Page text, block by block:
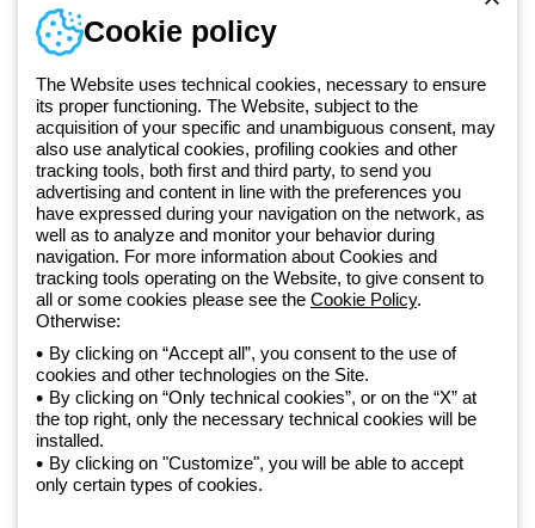
Od 2025 roku firma Beghelli jest częścią Grupy GEWISS, działając w
ramach ekosystemu GEWISS LightZone, w którym tworzymy
zintegrowane rozwiązania oświetleniowe, przekształcające
złożoność w prostotę oraz wspierające profesjonalistów i
użytkowników w realizacji ich potrzeb.Dowiedz się więcej o GEWISS
Numer telefonu
Od poniedziałku do piątku w godzinach 8:00 do 16:00
+48 32 422 55 79
Polityka prywatności
Polityka cookies
Ogólne warunki sprzedaży
Wszystkie dokumenty
Deklaracja dostępności
Realizacja strony
Cookie policy
The Website uses technical cookies, necessary to ensure
its proper functioning. The Website, subject to the
acquisition of your specific and unambiguous consent, may
also use analytical cookies, profiling cookies and other
tracking tools, both first and third party, to send you
advertising and content in line with the preferences you
have expressed during your navigation on the network, as
well as to analyze and monitor your behavior during
navigation. For more information about Cookies and
tracking tools operating on the Website, to give consent to
all or some cookies please see the Cookie Policy.
Otherwise:
By clicking on “Accept all”, you consent to the use of
cookies and other technologies on the Site.
By clicking on “Only technical cookies”, or on the “X” at
the top right, only the necessary technical cookies will be
installed.
By clicking on "Customize", you will be able to accept
only certain types of cookies.